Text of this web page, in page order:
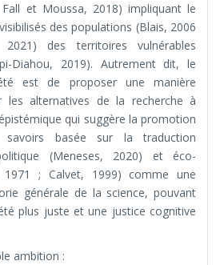
et Moussa, 2018) impliquant le
des populations (Blais, 2006
des territoires vulnérables
Diahou, 2019). Autrement dit, le
est de proposer une manière
les alternatives de la recherche à
qui suggère la promotion
savoirs basée sur la traduction
(Meneses, 2020) et éco-
1971 ; Calvet, 1999) comme une
générale de la science, pouvant
plus juste et une justice cognitive
ambition :